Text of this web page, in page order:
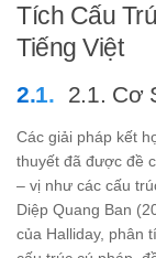
Tích Cấu
Tiếng Việt
2.1. Cơ
Các giải pháp kết
thuyết đã được đề
– vị như các cấu
Diệp Quang Ban
của Halliday, phân